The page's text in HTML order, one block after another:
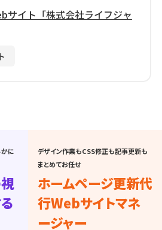
サイト「株式会社ライフジャ
に
デザイン作業もCSS修正も記事更新も
まとめてお任せ
ホームページ更新代
行Webサイトマネ
ージャー